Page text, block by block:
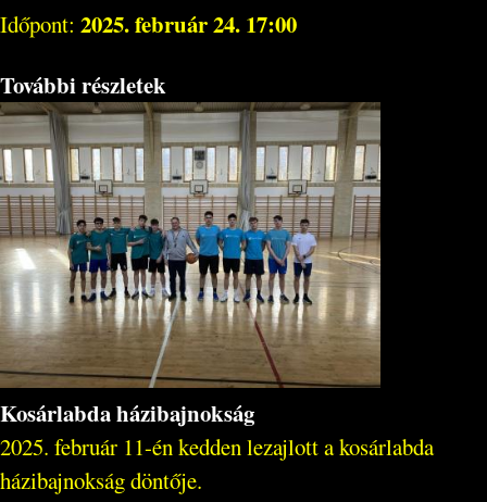
Időpont: 2025. február 24. 17:00
További részletek
Kosárlabda házibajnokság
2025. február 11-én kedden lezajlott a kosárlabda
házibajnokság döntője.